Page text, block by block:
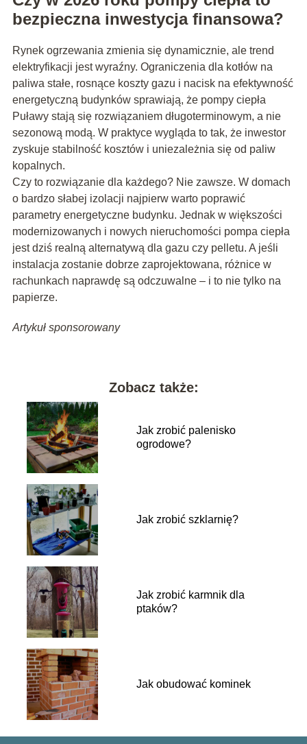
bezpieczna inwestycja finansowa?
Rynek ogrzewania zmienia się dynamicznie, ale trend
elektryfikacji jest wyraźny. Ograniczenia dla kotłów na
paliwa stałe, rosnące koszty gazu i nacisk na efektywność
energetyczną budynków sprawiają, że pompy ciepła
Puławy stają się rozwiązaniem długoterminowym, a nie
sezonową modą. W praktyce wygląda to tak, że inwestor
zyskuje stabilność kosztów i uniezależnia się od paliw
kopalnych.
Czy to rozwiązanie dla każdego? Nie zawsze. W domach
o bardzo słabej izolacji najpierw warto poprawić
parametry energetyczne budynku. Jednak w większości
modernizowanych i nowych nieruchomości pompa ciepła
jest dziś realną alternatywą dla gazu czy pelletu. A jeśli
instalacja zostanie dobrze zaprojektowana, różnice w
rachunkach naprawdę są odczuwalne – i to nie tylko na
papierze.
Artykuł sponsorowany
Zobacz także:
Jak zrobić palenisko
ogrodowe?
Jak zrobić szklarnię?
Jak zrobić karmnik dla
ptaków?
Jak obudować kominek